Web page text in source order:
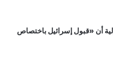
أن «قبول إسرائيل باختصاص